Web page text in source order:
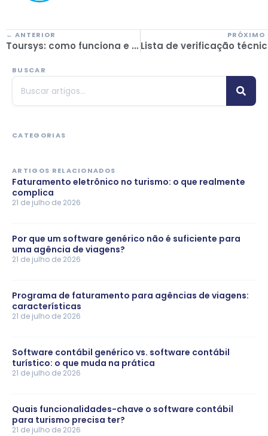
← ANTERIOR
Toursys: como funciona e seus diferenciais como software online
BUSCAR
CATEGORIAS
ARTIGOS RELACIONADOS
Faturamento eletrônico no turismo: o que realmente
complica
21 de julho de 2026
Por que um software genérico não é suficiente para
uma agência de viagens?
21 de julho de 2026
Programa de faturamento para agências de viagens:
características
21 de julho de 2026
Software contábil genérico vs. software contábil
turístico: o que muda na prática
21 de julho de 2026
Quais funcionalidades-chave o software contábil
para turismo precisa ter?
21 de julho de 2026